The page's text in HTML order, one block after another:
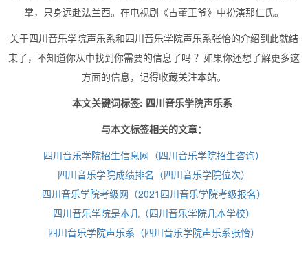
掌，只身远赴法兰西。在电视剧《古董王爷》中扮演那仁氏。
关于四川音乐学院声乐系和四川音乐学院声乐系张怡的介绍到此就结
束了，不知道你从中找到你需要的信息了吗 ？如果你还想了解更多这
方面的信息，记得收藏关注本站。
本文关键词标签: 四川音乐学院声乐系
与本文标签相关的文章：
四川音乐学院招生信息网（四川音乐学院招生咨询）
四川音乐学院成绩排名（四川音乐学院位次）
四川音乐学院考级网（2021四川音乐学院考级报名）
四川音乐学院是本几（四川音乐学院几本学校）
四川音乐学院声乐系（四川音乐学院声乐系张怡）